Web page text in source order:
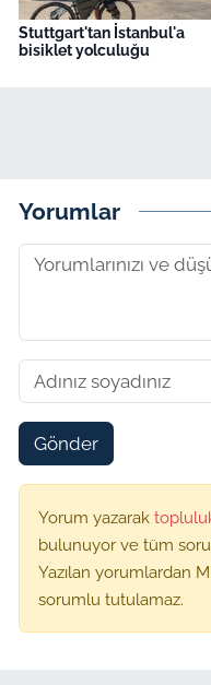
Stuttgart'tan İstanbul'a
bisiklet yolculuğu
Yorumlar
Gönder
Yorum yazarak
bulunuyor ve tüm
Yazılan yorumlardan
sorumlu tutulamaz.